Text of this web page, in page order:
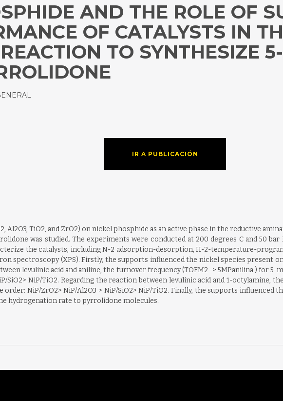
AND THE ROLE OF
OF CATALYSTS IN
TO SYNTHESIZE
IR A PUBLICACIÓN
Al2O3, TiO2, and ZrO2) on nickel phosphide as an active phase in the reductive
was studied. The experiments were conducted at 200 degrees C and 50 bar
the catalysts, including N-2 adsorption-desorption, H-2-temperature-
spectroscopy (XPS). Firstly, the supports influenced the nickel species present
levulinic acid and aniline, the turnover frequency (TOFM2 -> 5MPanilina ) for
SiO2> NiP/TiO2. Regarding the reaction between levulinic acid and 1-octylamine,
NiP/ZrO2> NiP/Al2O3 > NiP/SiO2> NiP/TiO2. Finally, the supports influenced
hydrogenation rate to pyrrolidone molecules.